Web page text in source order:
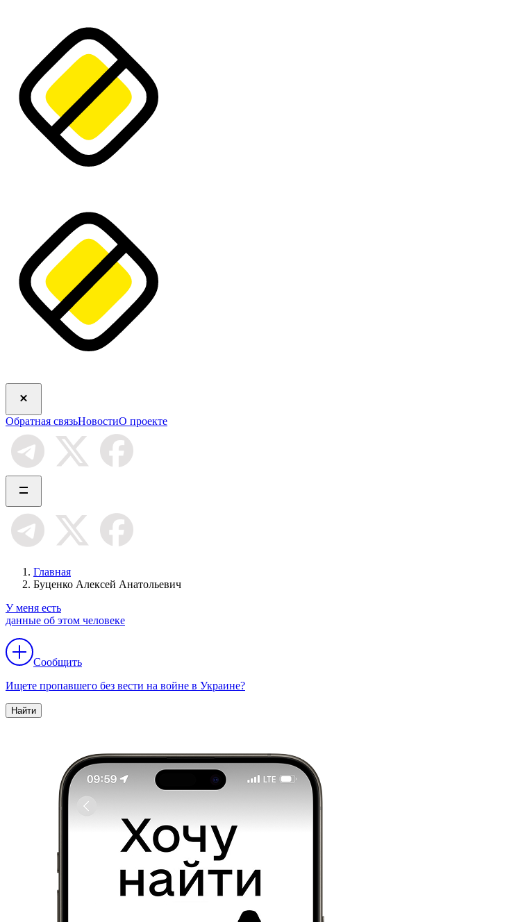
Обратная связьНовостиО проекте
Главная
Буценко Алексей Анатольевич
У меня есть
данные об этом человеке
Сообщить
Ищете пропавшего без вести на войне в Украине?
Найти